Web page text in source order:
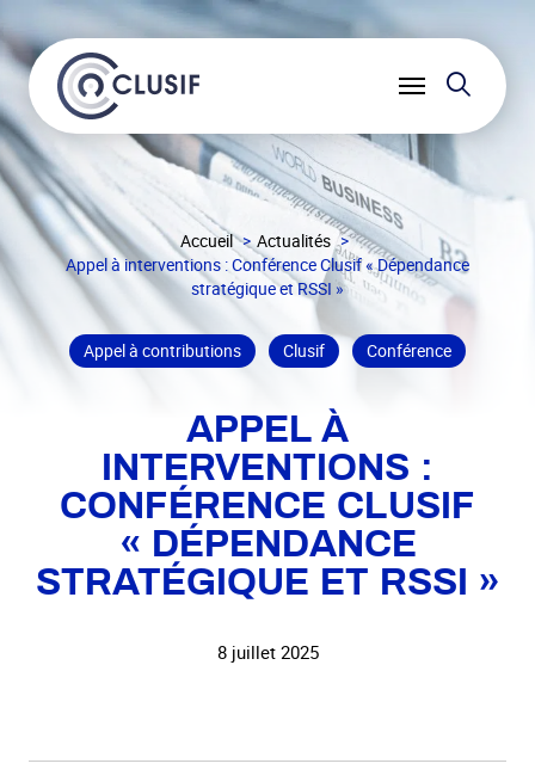
Ouvrir
Accueil
Actualités
Appel à interventions : Conférence Clusif « Dépendance
stratégique et RSSI »
Appel à contributions Clusif Conférence
APPEL À
INTERVENTIONS :
CONFÉRENCE CLUSIF
« DÉPENDANCE
STRATÉGIQUE ET RSSI »
8 juillet 2025